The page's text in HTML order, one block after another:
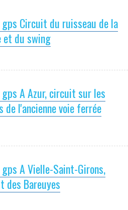
gps Circuit du ruisseau de la
et du swing
gps A Azur, circuit sur les
de l'ancienne voie ferrée
gps A Vielle-Saint-Girons,
des Bareuyes